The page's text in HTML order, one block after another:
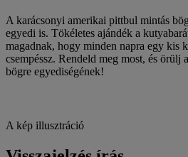
A karácsonyi amerikai pittbul mintás
egyedi is. Tökéletes ajándék a
magadnak, hogy minden napra egy kis
csempéssz. Rendeld meg most, és örülj
bögre egyediségének!
A kép illusztráció